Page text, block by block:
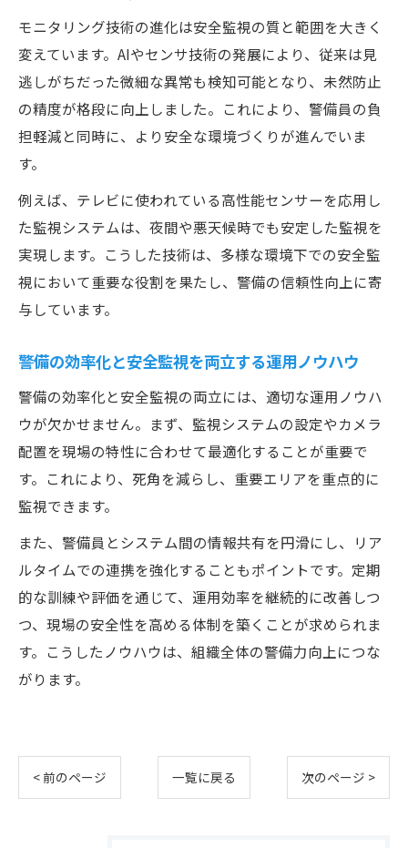
モニタリング技術の進化は安全監視の質と範囲を大きく
変えています。AIやセンサ技術の発展により、従来は見
逃しがちだった微細な異常も検知可能となり、未然防止
の精度が格段に向上しました。これにより、警備員の負
担軽減と同時に、より安全な環境づくりが進んでいま
す。
例えば、テレビに使われている高性能センサーを応用し
た監視システムは、夜間や悪天候時でも安定した監視を
実現します。こうした技術は、多様な環境下での安全監
視において重要な役割を果たし、警備の信頼性向上に寄
与しています。
警備の効率化と安全監視を両立する運用ノウハウ
警備の効率化と安全監視の両立には、適切な運用ノウハ
ウが欠かせません。まず、監視システムの設定やカメラ
配置を現場の特性に合わせて最適化することが重要で
す。これにより、死角を減らし、重要エリアを重点的に
監視できます。
また、警備員とシステム間の情報共有を円滑にし、リア
ルタイムでの連携を強化することもポイントです。定期
的な訓練や評価を通じて、運用効率を継続的に改善しつ
つ、現場の安全性を高める体制を築くことが求められま
す。こうしたノウハウは、組織全体の警備力向上につな
がります。
< 前のページ 一覧に戻る 次のページ >